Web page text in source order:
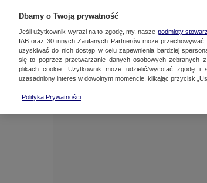
NAJNOWSZE
Dbamy o Twoją prywatność
Jeśli użytkownik wyrazi na to zgodę, my, nasze podmioty
IAB oraz 30innych Zaufanych Partnerów może
uzyskiwać do nich dostęp w celu zapewnienia bardziej
się to poprzez przetwarzanie danych osobowych zebranych
plikach cookie. Użytkownik może udzielić/wycofać zgodę
uzasadniony interes w dowolnym momencie, klikając przycisk
Polityka Prywatności